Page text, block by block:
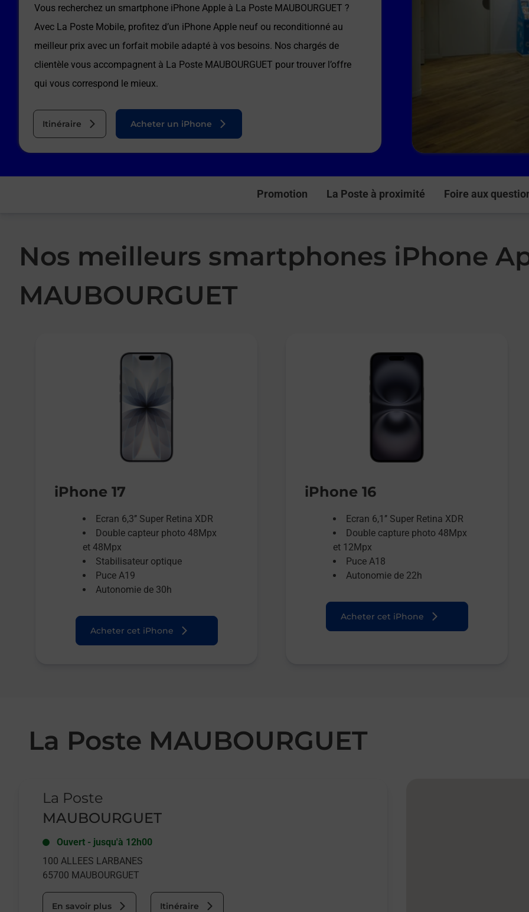
Vous recherchez un smartphone iPhone Apple à La Poste MAUBOURGUET ?
Avec La Poste Mobile, profitez d’un iPhone Apple neuf ou reconditionné au
meilleur prix avec un forfait mobile adapté à vos besoins. Nos chargés de
clientèle vous accompagnent à La Poste MAUBOURGUET pour trouver l’offre
qui vous correspond le mieux.
Itinéraire Acheter un iPhone
Promotion La Poste à proximité Foire aux
Nos meilleurs smartphones iPhone
MAUBOURGUET
iPhone 17
Ecran 6,3’’ Super Retina XDR
Double capteur photo 48Mpx
et 48Mpx
Stabilisateur optique
Puce A19
Autonomie de 30h
Acheter cet iPhone
iPhone 16
Ecran 6,1’’ Super Retina XDR
Double capture photo 48Mpx
et 12Mpx
Puce A18
Autonomie de 22h
Acheter cet iPhone
La Poste MAUBOURGUET
La Poste
MAUBOURGUET
Ouvert - jusqu'à 12h00
100 ALLEES LARBANES
65700 MAUBOURGUET
En savoir plus Itinéraire